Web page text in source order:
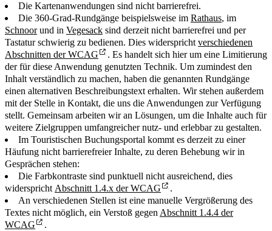
Die Kartenanwendungen sind nicht barrierefrei.
Die 360-Grad-Rundgänge beispielsweise im Rathaus, im
Schnoorund in Vegesack sind derzeit nicht barrierefrei und per
Tastatur schwierig zu bedienen. Dies widerspricht verschiedenen
Abschnitten der WCAG
. Es handelt sich hier um eine Limitierung
der für diese Anwendung genutzten Technik. Um zumindest den
Inhalt verständlich zu machen, haben die genannten Rundgänge
einen alternativen Beschreibungstext erhalten. Wir stehen außerdem
mit der Stelle in Kontakt, die uns die Anwendungen zur Verfügung
stellt. Gemeinsam arbeiten wir an Lösungen, um die Inhalte auch für
weitere Zielgruppen umfangreicher nutz- und erlebbar zu gestalten.
Im Touristischen Buchungsportal kommt es derzeit zu einer
Häufung nicht barrierefreier Inhalte, zu deren Behebung wir in
Gesprächen stehen:
Die Farbkontraste sind punktuell nicht ausreichend, dies
widerspricht Abschnitt 1.4.x der WCAG
.
An verschiedenen Stellen ist eine manuelle Vergrößerung des
Textes nicht möglich, ein Verstoß gegen Abschnitt 1.4.4 der
WCAG
.